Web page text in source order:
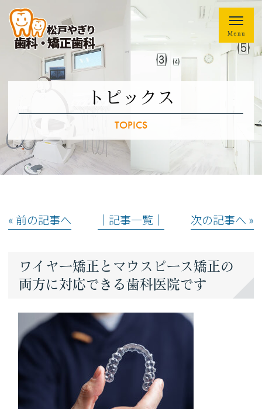
トピックス
TOPICS
« 前の記事へ │記事一覧│ 次の記事へ »
ワイヤー矯正とマウスピース矯正の
両方に対応できる歯科医院です